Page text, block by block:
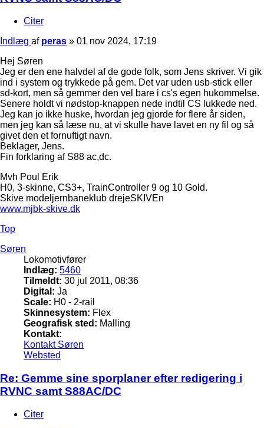
Citer
Indlæg af peras » 01 nov 2024, 17:19
Hej Søren
Jeg er den ene halvdel af de gode folk, som Jens skriver. Vi gik
ind i system og trykkede på gem. Det var uden usb-stick eller
sd-kort, men så gemmer den vel bare i cs's egen hukommelse.
Senere holdt vi nødstop-knappen nede indtil CS lukkede ned.
Jeg kan jo ikke huske, hvordan jeg gjorde for flere år siden,
men jeg kan så læse nu, at vi skulle have lavet en ny fil og så
givet den et fornuftigt navn.
Beklager, Jens.
Fin forklaring af S88 ac,dc.
Mvh Poul Erik
H0, 3-skinne, CS3+, TrainController 9 og 10 Gold.
Skive modeljernbaneklub drejeSKIVEn
www.mjbk-skive.dk
Top
Søren
Lokomotivfører
Indlæg: 5460
Tilmeldt: 30 jul 2011, 08:36
Digital: Ja
Scale: H0 - 2-rail
Skinnesystem: Flex
Geografisk sted: Malling
Kontakt:
Kontakt Søren
Websted
Re: Gemme sine sporplaner efter redigering i
RVNC samt S88AC/DC
Citer